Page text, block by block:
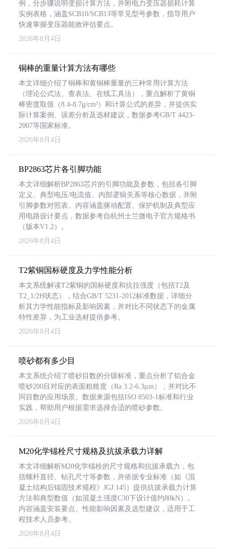
例，分步骤说明变损计算方法，并附电力变压器损耗计算
实例表格，涵盖SCB10/SCB13等常见型号参数，指导用户
快速掌握变压器能效评估要点。
2026年8月4日
铜棒的重量计算方法有哪些
本文详细介绍了铜棒和黄铜棒重量的三种常用计算方法
（理论公式法、查表法、在线工具法），重点解析了黄铜
棒密度取值（8.4-8.7g/cm³）和计算公式的差异，并提供实
际计算案例、误差分析及选材建议，数据参考GB/T 4423-
2007等国家标准。
2026年8月4日
BP2863芯片各引脚功能
本文详细解析BP2863芯片的引脚功能及参数，包括各引脚
定义、典型电压/电流值、内部逻辑关系等核心数据，并附
引脚参数对照表。内容涵盖驱动配置、保护机制及典型应
用电路设计要点，数据参考自杭州士兰微电子官方规格书
（版本V1.2）。
2026年8月4日
T2紫铜国标硬度及力学性能分析
本文系统解读T2紫铜的国标硬度和抗拉强度（包括T2及
T2_1/2H状态），结合GB/T 5231-2012标准数据，详细分
析其力学性能指标及影响因素，并对比不同状态下的金属
特性差异，为工业选材提供参考。
2026年8月4日
喷砂都有多少目
本文系统介绍了喷砂目数的分级标准，重点分析了铝合金
喷砂200目对应的表面粗糙度（Ra 3.2-6.3μm），并对比不
同目数的应用场景。数据来源包括ISO 8503-1标准和行业
实践，帮助用户根据需求选择合适的喷砂参数。
2026年8月4日
M20化学锚栓尺寸规格及抗拔承载力详解
本文详细解析M20化学锚栓的尺寸规格和抗拔承载力，包
括螺杆直径、钻孔尺寸等参数，并依据专业标准（如《混
凝土结构后锚固技术规程》JGJ 145）提供抗拔承载力计算
方法和典型数值（如混凝土强度C30下设计值约80kN）。
内容涵盖安装要点、性能影响因素及选型建议，适用于工
程技术人员参考。
2026年8月4日